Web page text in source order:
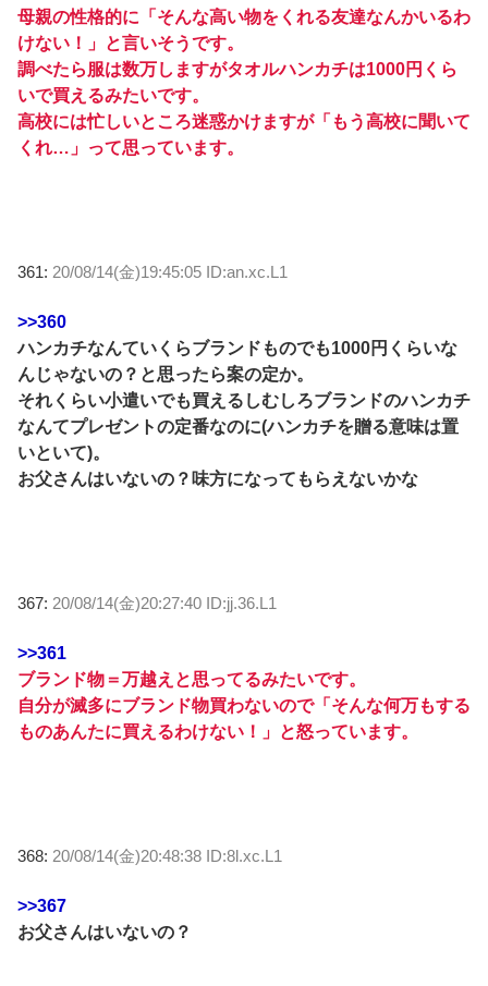
母親の性格的に「そんな高い物をくれる友達なんかいるわ
けない！」と言いそうです。
調べたら服は数万しますがタオルハンカチは1000円くら
いで買えるみたいです。
高校には忙しいところ迷惑かけますが「もう高校に聞いて
くれ…」って思っています。
361: 20/08/14(金)19:45:05 ID:an.xc.L1
>>360
ハンカチなんていくらブランドものでも1000円くらいな
んじゃないの？と思ったら案の定か。
それくらい小遣いでも買えるしむしろブランドのハンカチ
なんてプレゼントの定番なのに(ハンカチを贈る意味は置
いといて)。
お父さんはいないの？味方になってもらえないかな
367: 20/08/14(金)20:27:40 ID:jj.36.L1
>>361
ブランド物＝万越えと思ってるみたいです。
自分が滅多にブランド物買わないので「そんな何万もする
ものあんたに買えるわけない！」と怒っています。
368: 20/08/14(金)20:48:38 ID:8l.xc.L1
>>367
お父さんはいないの？